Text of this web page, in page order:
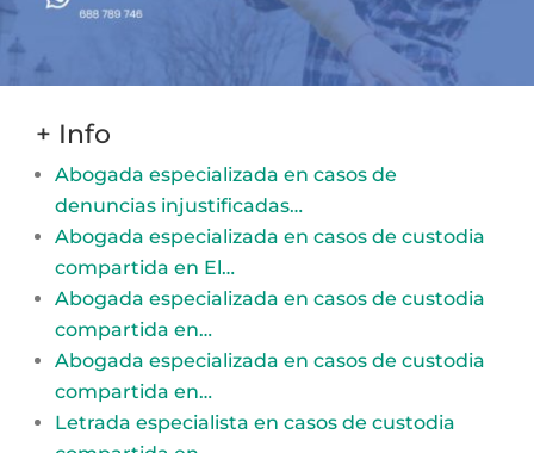
+ Info
Abogada especializada en casos de
denuncias injustificadas…
Abogada especializada en casos de custodia
compartida en El…
Abogada especializada en casos de custodia
compartida en…
Abogada especializada en casos de custodia
compartida en…
Letrada especialista en casos de custodia